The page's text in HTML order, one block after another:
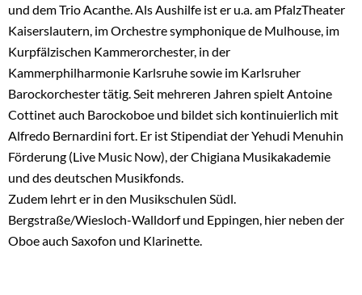
und dem Trio Acanthe. Als Aushilfe ist er u.a. am PfalzTheater
Kaiserslautern, im Orchestre symphonique de Mulhouse, im
Kurpfälzischen Kammerorchester, in der
Kammerphilharmonie Karlsruhe sowie im Karlsruher
Barockorchester tätig. Seit mehreren Jahren spielt Antoine
Cottinet auch Barockoboe und bildet sich kontinuierlich mit
Alfredo Bernardini fort. Er ist Stipendiat der Yehudi Menuhin
Förderung (Live Music Now), der Chigiana Musikakademie
und des deutschen Musikfonds.
Zudem lehrt er in den Musikschulen Südl.
Bergstraße/Wiesloch-Walldorf und Eppingen, hier neben der
Oboe auch Saxofon und Klarinette.